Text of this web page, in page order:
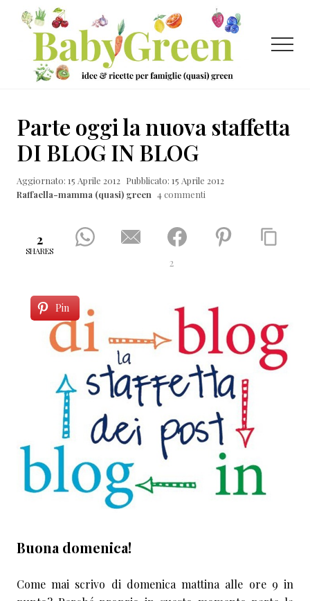
Menu
Passa
contenuto
principale
Passa
laterale
primaria
Passa
ricette
per
famiglie
Menu
Parte oggi la nuova staffetta
DI BLOG IN BLOG
Aggiornato: 15 Aprile 2012 Pubblicato: 15 Aprile 2012
Raffaella-mamma (quasi) green 4 commenti
2
SHARES
2
Pin
Buona domenica!
Come mai scrivo di domenica mattina alle ore 9 in